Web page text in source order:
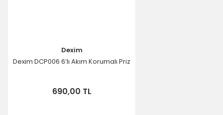
Dexim
Dexim DCP006 6’lı Akım Korumalı Priz
690,00 TL